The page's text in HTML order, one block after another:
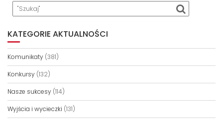
KATEGORIE AKTUALNOŚCI
Komunikaty (381)
Konkursy (132)
Nasze sukcesy (114)
Wyjścia i wycieczki (131)